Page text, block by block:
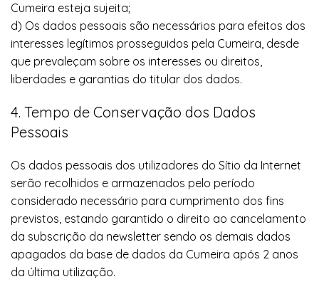
Cumeira esteja sujeita;
d) Os dados pessoais são necessários para efeitos dos
interesses legítimos prosseguidos pela Cumeira, desde
que prevaleçam sobre os interesses ou direitos,
liberdades e garantias do titular dos dados.
4. Tempo de Conservação dos Dados
Pessoais
Os dados pessoais dos utilizadores do Sítio da Internet
serão recolhidos e armazenados pelo período
considerado necessário para cumprimento dos fins
previstos, estando garantido o direito ao cancelamento
da subscrição da newsletter sendo os demais dados
apagados da base de dados da Cumeira após 2 anos
da última utilização.